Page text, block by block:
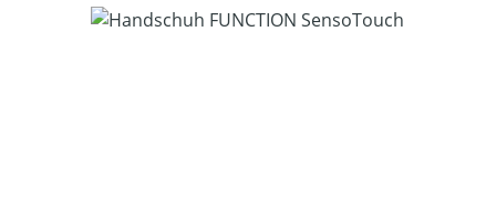
Bildergalerie überspringen